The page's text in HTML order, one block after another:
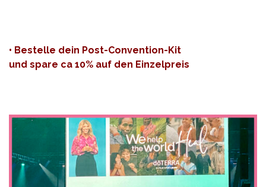
• Bestelle dein Post-Convention-Kit
und spare ca 10% auf den Einzelpreis